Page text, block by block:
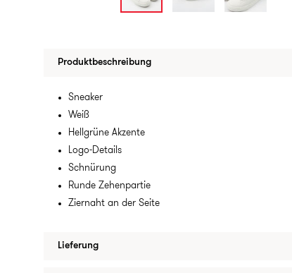
Produktbeschreibung
Sneaker
Weiß
Hellgrüne Akzente
Logo-Details
Schnürung
Runde Zehenpartie
Ziernaht an der Seite
Lieferung